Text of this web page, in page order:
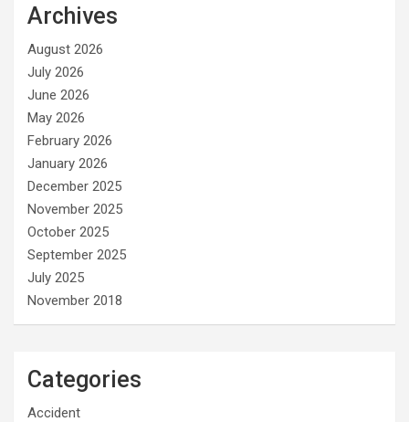
Archives
August 2026
July 2026
June 2026
May 2026
February 2026
January 2026
December 2025
November 2025
October 2025
September 2025
July 2025
November 2018
Categories
Accident